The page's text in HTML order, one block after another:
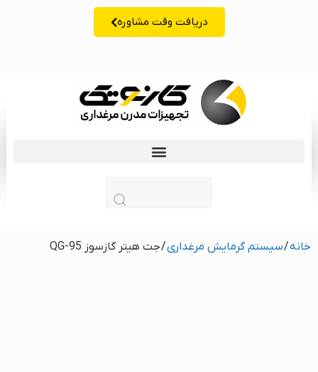
دریافت وقت مشاوره
خانه/سیستم گرمایش مرغداری/ جت هیتر گازسوز QG-95